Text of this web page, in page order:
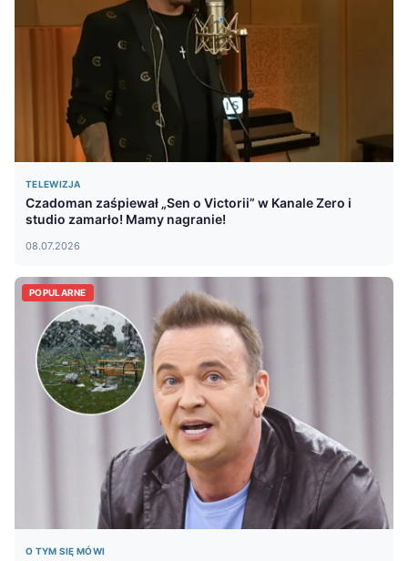
TELEWIZJA
Czadoman zaśpiewał „Sen o Victorii” w Kanale Zero i
studio zamarło! Mamy nagranie!
08.07.2026
POPULARNE
O TYM SIĘ MÓWI